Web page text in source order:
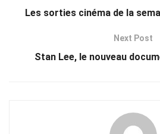
Les sorties cinéma de la
Next Post
Stan Lee, le nouveau